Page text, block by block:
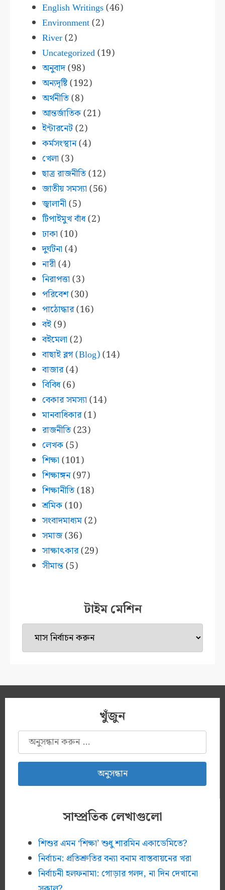
English Writings(46)
Environment(2)
River(2)
Uncategorized(19)
অনুবাদ(98)
অন্যদৃষ্টি(192)
অর্থনীতি(8)
আন্তর্জাতিক(21)
ইন্টারনেট(2)
কর্মসংস্থান(4)
খেলা (3)
ছাত্র রাজনীতি(12)
জাতীয় সমস্যা (56)
জ্বালানী (5)
টিপাইমুখ বাঁধ(2)
ঢাকা (10)
দুর্ঘটনা (4)
নারী (4)
নিরাপত্তা (3)
পরিবেশ(30)
পাঠোদ্ধার(16)
বই(9)
বইমেলা (2)
বাছাই ব্লগ (Blog)(14)
বাজার(4)
বিবিধ(6)
বেকার সমস্যা (14)
মানবাধিকার(1)
রাজনীতি(23)
লেখক(5)
শিক্ষা (101)
শিক্ষাঙ্গন(97)
শিক্ষানীতি(18)
শ্রমিক(10)
সংবাদমাধ্যম(2)
সমাজ(36)
সাক্ষাৎকার(29)
সীমান্ত(5)
টাইম মেশিন
টাইম
মেশিন
খুঁজুন
অনুসন্ধানঃ
সাম্প্রতিক লেখাগুলো
শিশুর এমন ‘শিক্ষা’ শুধু শারমিন একাডেমিতে?
নির্বাচন: প্রতিশ্রুতির বন্যা বনাম বাস্তবায়নের খরা
নির্বাচনী হলফনামা: গোড়ার গলদ, না দিন দেখানো